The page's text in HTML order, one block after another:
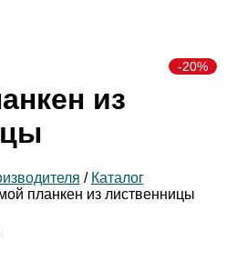
из
/ Каталог
планкен из лиственницы
-20%